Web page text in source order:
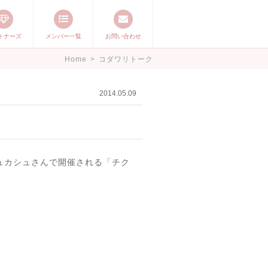
ジ ママステ ハ
ナーズ メンバー一覧 お問い合わせ
Home > コダワリトーク
2014.05.09
シュさんで開催される「チク